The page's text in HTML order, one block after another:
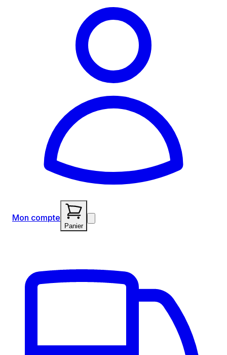
Mon compte
Panier